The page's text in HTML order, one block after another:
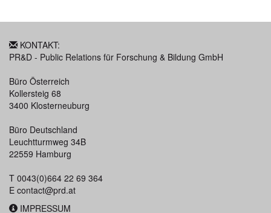
KONTAKT:
PR&D - Public Relations für Forschung & Bildung GmbH
Büro Österreich
Kollersteig 68
3400 Klosterneuburg
Büro Deutschland
Leuchtturmweg 34B
22559 Hamburg
T 0043(0)664 22 69 364
E contact@prd.at
IMPRESSUM